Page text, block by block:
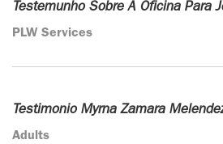
Testemunho Sobre A Oficina Para
PLW Services
Testimonio Myrna Zamara
Adults